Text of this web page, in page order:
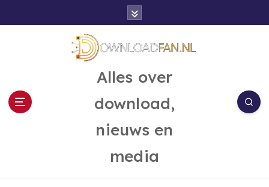
Alles over
download,
nieuws en
media